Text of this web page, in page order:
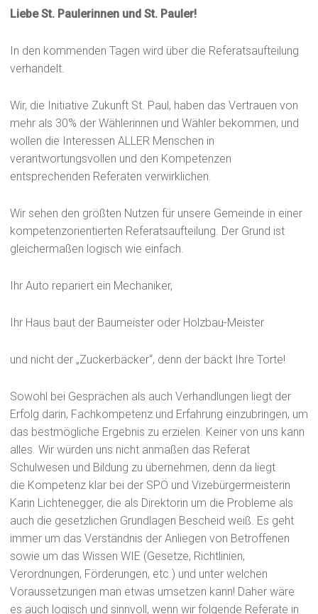
Liebe St. Paulerinnen und St. Pauler!
In den kommenden Tagen wird über die Referatsaufteilung
verhandelt.
Wir, die Initiative Zukunft St. Paul, haben das Vertrauen von
mehr als 30% der Wählerinnen und Wähler bekommen, und
wollen die Interessen ALLER Menschen in
verantwortungsvollen und den Kompetenzen
entsprechenden Referaten verwirklichen.
Wir sehen den größten Nutzen für unsere Gemeinde in einer
kompetenzorientierten Referatsaufteilung. Der Grund ist
gleichermaßen logisch wie einfach.
Ihr Auto repariert ein Mechaniker,
Ihr Haus baut der Baumeister oder Holzbau-Meister
und nicht der „Zuckerbäcker“, denn der bäckt Ihre Torte!
Sowohl bei Gesprächen als auch Verhandlungen liegt der
Erfolg darin, Fachkompetenz und Erfahrung einzubringen, um
das bestmögliche Ergebnis zu erzielen. Keiner von uns kann
alles. Wir würden uns nicht anmaßen das Referat
Schulwesen und Bildung zu übernehmen, denn da liegt
die Kompetenz klar bei der SPÖ und Vizebürgermeisterin
Karin Lichtenegger, die als Direktorin um die Probleme als
auch die gesetzlichen Grundlagen Bescheid weiß. Es geht
immer um das Verständnis der Anliegen von Betroffenen
sowie um das Wissen WIE (Gesetze, Richtlinien,
Verordnungen, Förderungen, etc.) und unter welchen
Voraussetzungen man etwas umsetzen kann! Daher wäre
es auch logisch und sinnvoll, wenn wir folgende Referate in